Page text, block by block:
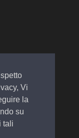
Vi
la
su
tali